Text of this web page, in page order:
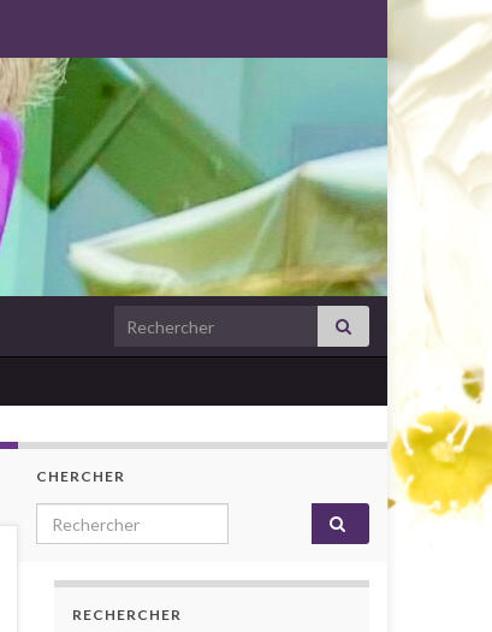
Search for:
CHERCHER
Search for:
RECHERCHER